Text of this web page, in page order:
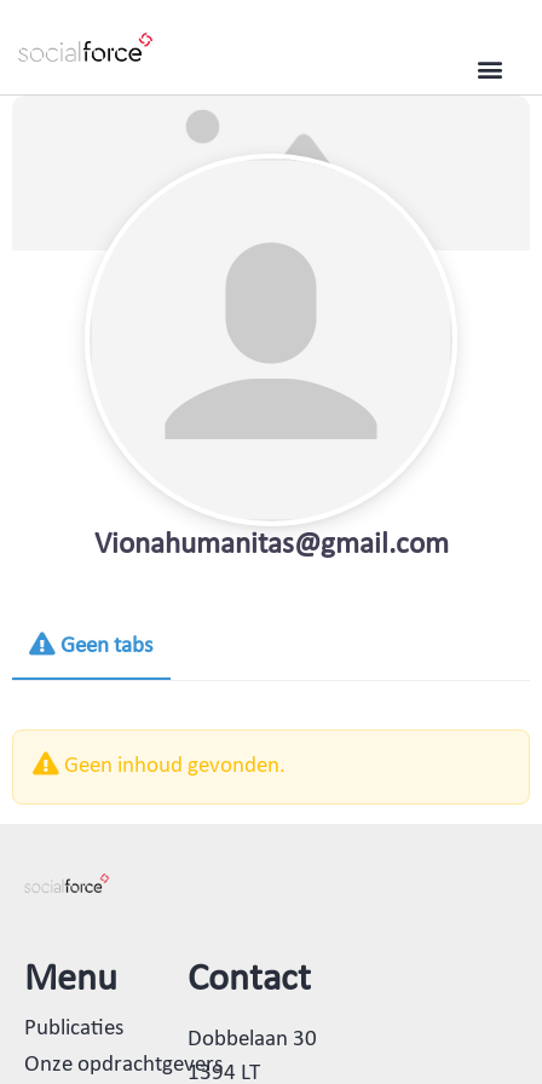
Vionahumanitas@gmail.com
Geen tabs
Geen inhoud gevonden.
Menu
Publicaties
Onze opdrachtgevers
Contact
Dobbelaan 30
1394 LT